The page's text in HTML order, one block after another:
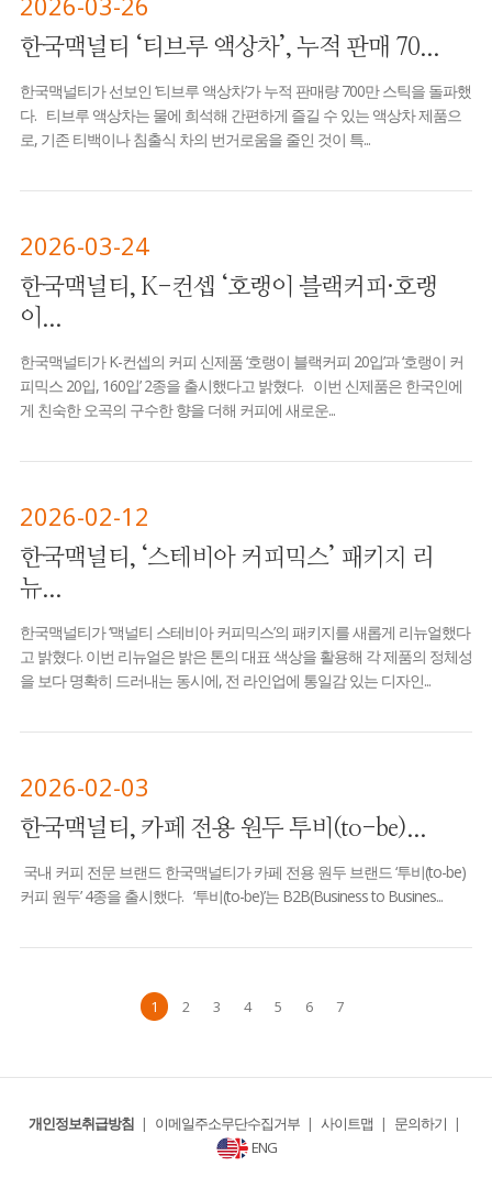
한국맥널티 ‘티브루 액상차’, 누적 판매 70...
한국맥널티가 선보인 ‘티브루 액상차’가 누적 판매량 700만 스틱을 돌파했
다. 티브루 액상차는 물에 희석해 간편하게 즐길 수 있는 액상차 제품으
로, 기존 티백이나 침출식 차의 번거로움을 줄인 것이 특...
2026-03-24
한국맥널티, K-컨셉 ‘호랭이 블랙커피·호랭
이...
한국맥널티가 K-컨셉의 커피 신제품 ‘호랭이 블랙커피 20입’과 ‘호랭이 커
피믹스 20입, 160입’ 2종을 출시했다고 밝혔다. 이번 신제품은 한국인에
게 친숙한 오곡의 구수한 향을 더해 커피에 새로운...
2026-02-12
한국맥널티, ‘스테비아 커피믹스’ 패키지 리
뉴...
한국맥널티가 ‘맥널티 스테비아 커피믹스’의 패키지를 새롭게 리뉴얼했다
고 밝혔다. 이번 리뉴얼은 밝은 톤의 대표 색상을 활용해 각 제품의 정체성
을 보다 명확히 드러내는 동시에, 전 라인업에 통일감 있는 디자인...
2026-02-03
한국맥널티, 카페 전용 원두 투비(to-be)...
국내 커피 전문 브랜드 한국맥널티가 카페 전용 원두 브랜드 ‘투비(to-be)
커피 원두’ 4종을 출시했다. ‘투비(to-be)’는 B2B(Business to Busines...
1 2 3 4 5 6 7
개인정보취급방침| 이메일주소무단수집거부| 사이트맵 | 문의하기 |
ENG